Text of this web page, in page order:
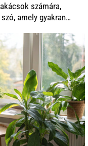
számára,
amely gyakran